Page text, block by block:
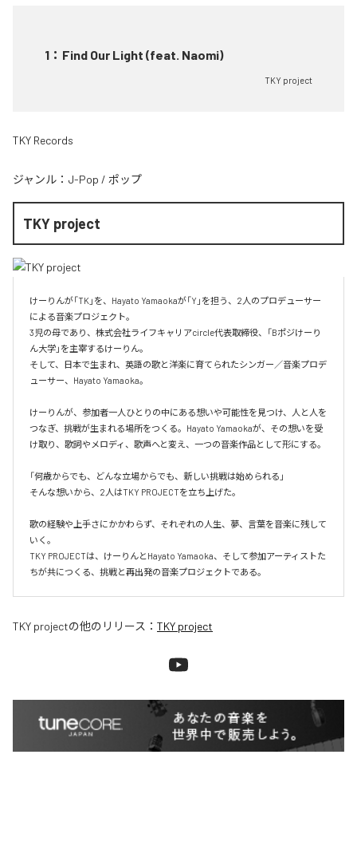
1 ： Find Our Light (feat. Naomi)
TKY project
TKY Records
ジャンル： J-Pop / ポップ
TKY project
けーりんが「TK」を、Hayato Yamaokaが「Y」を担う、2人のプロデューサー
による音楽プロジェクト。
3児の母であり、株式会社ライフキャリアcircle代表取締役、「Bポジけーり
ん大学」を主宰するけーりん。
そして、日本で生まれ、英語の歌と洋楽に育てられたシンガー／音楽プロデ
ューサー、Hayato Yamaoka。
けーりんが、参加者一人ひとりの中にある想いや可能性を見つけ、人と人を
つなぎ、挑戦が生まれる場所をつくる。Hayato Yamaokaが、その想いを受
け取り、歌詞やメロディ、歌声へと変え、一つの音楽作品として形にする。
「何歳からでも、どんな立場からでも、新しい挑戦は始められる」
そんな想いから、2人はTKY PROJECTを立ち上げた。
歌の経験や上手さにかかわらず、それぞれの人生、夢、言葉を音楽に残して
いく。
TKY PROJECTは、けーりんとHayato Yamaoka、そして参加アーティストた
ちが共につくる、挑戦と再出発の音楽プロジェクトである。
TKY projectの他のリリース： TKY project